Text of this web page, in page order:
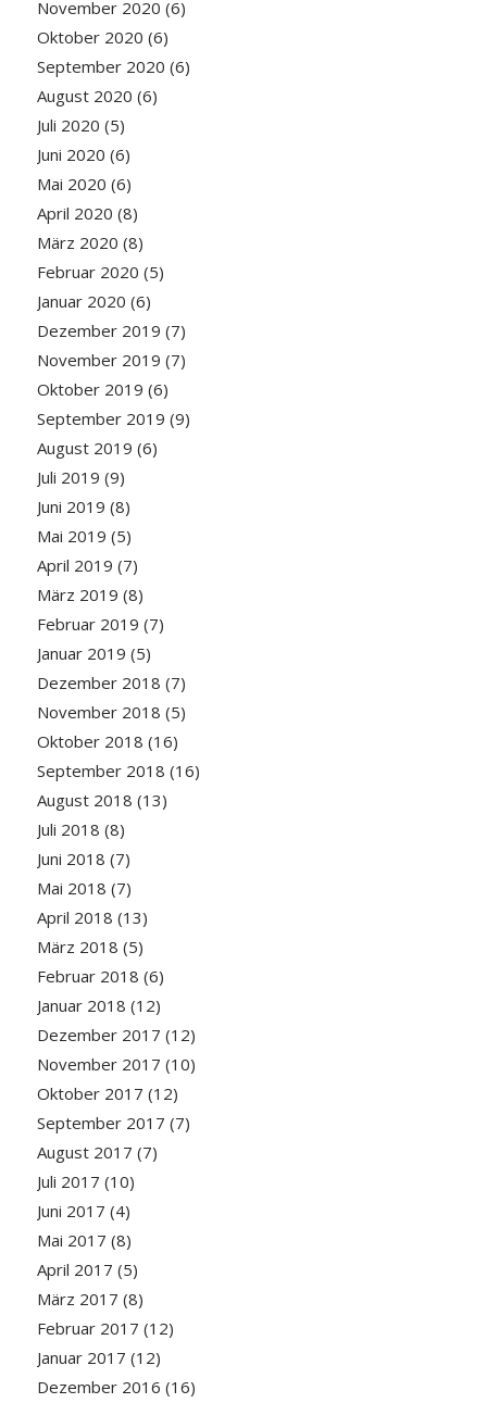
November 2020 (6)
Oktober 2020 (6)
September 2020 (6)
August 2020 (6)
Juli 2020 (5)
Juni 2020 (6)
Mai 2020 (6)
April 2020 (8)
März 2020 (8)
Februar 2020 (5)
Januar 2020 (6)
Dezember 2019 (7)
November 2019 (7)
Oktober 2019 (6)
September 2019 (9)
August 2019 (6)
Juli 2019 (9)
Juni 2019 (8)
Mai 2019 (5)
April 2019 (7)
März 2019 (8)
Februar 2019 (7)
Januar 2019 (5)
Dezember 2018 (7)
November 2018 (5)
Oktober 2018 (16)
September 2018 (16)
August 2018 (13)
Juli 2018 (8)
Juni 2018 (7)
Mai 2018 (7)
April 2018 (13)
März 2018 (5)
Februar 2018 (6)
Januar 2018 (12)
Dezember 2017 (12)
November 2017 (10)
Oktober 2017 (12)
September 2017 (7)
August 2017 (7)
Juli 2017 (10)
Juni 2017 (4)
Mai 2017 (8)
April 2017 (5)
März 2017 (8)
Februar 2017 (12)
Januar 2017 (12)
Dezember 2016 (16)